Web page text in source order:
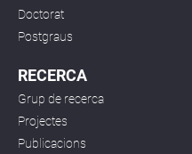
Doctorat
Postgraus
RECERCA
Grup de recerca
Projectes
Publicacions